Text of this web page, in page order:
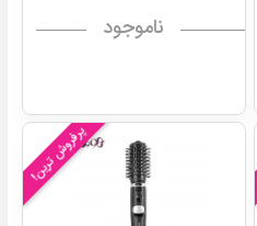
ناموجود
پرفروش ترین!